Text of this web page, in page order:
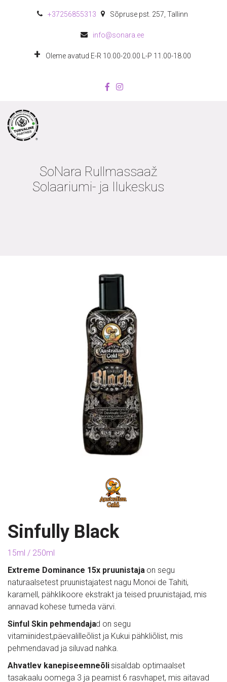
+37256855313 Sõpruse pst. 257 Tallinn
info@sonara.ee
Oleme avatud E-R 10.00-20.00 L-P 11.00-18.00
SoNara Rullmassaaž
Solaariumi- ja Ilukeskus
Sinfully Black
15ml / 250ml
Extreme Dominance 15x pruunistaja on segu
naturaalsetest pruunistajatest nagu Monoi de Tahiti,
karamell, pähklikoore ekstrakt ja teised pruunistajad, mis
annavad kohese tumeda värvi.
Sinful Skin pehmendajad on segu
vitamiinidest,päevalilleõlist ja Kukui pähkliõlist, mis
pehmendavad ja siluvad nahka.
Ahvatlev kanepiseemneõli sisaldab optimaalset
tasakaalu oomega 3 ja peamist 6 rasvhapet, mis aitavad